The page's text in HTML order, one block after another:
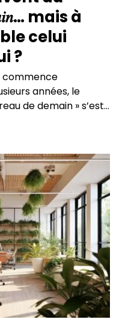
mais à
celui
?
commence
années, le
de demain » s’est
des entreprises.
de mutations qui
les modes